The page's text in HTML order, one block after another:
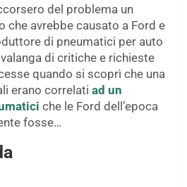
del problema un
che avrebbe causato a Ford e
di pneumatici per auto
di critiche e richieste
quando si scoprì che una
erano correlati ad un
che le Ford dell’epoca
fosse…